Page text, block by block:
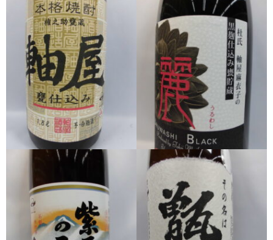
櫻井酒造
軸屋酒造
吉永酒造場
田村合名
薩摩酒造
知覧醸造
白玉醸造
甲斐商店